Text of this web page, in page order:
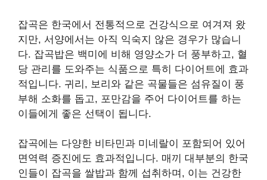
잡곡은 한국에서 전통적으로 건강식으로 여겨져 왔
지만, 서양에서는 아직 익숙지 않은 경우가 많습니
다. 잡곡밥은 백미에 비해 영양소가 더 풍부하고, 혈
당 관리를 도와주는 식품으로 특히 다이어트에 효과
적입니다. 귀리, 보리와 같은 곡물들은 섬유질이 풍
부해 소화를 돕고, 포만감을 주어 다이어트를 하는
이들에게 좋은 선택이 됩니다.
잡곡에는 다양한 비타민과 미네랄이 포함되어 있어
면역력 증진에도 효과적입니다. 매끼 대부분의 한국
인들이 잡곡을 쌀밥과 함께 섭취하며, 이는 건강한